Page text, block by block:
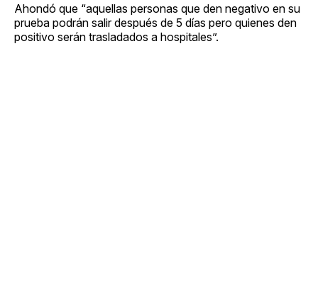
Ahondó que “aquellas personas que den negativo en su
prueba podrán salir después de 5 días pero quienes den
positivo serán trasladados a hospitales”.